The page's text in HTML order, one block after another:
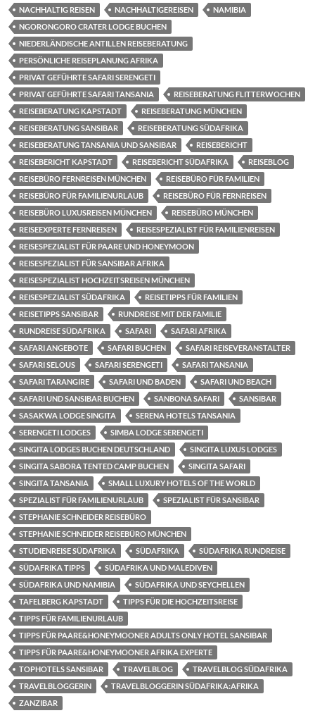
NACHHALTIG REISEN
NACHHALTIGEREISEN
NAMIBIA
NGORONGORO CRATER LODGE BUCHEN
NIEDERLÄNDISCHE ANTILLEN REISEBERATUNG
PERSÖNLICHE REISEPLANUNG AFRIKA
PRIVAT GEFÜHRTE SAFARI SERENGETI
PRIVAT GEFÜHRTE SAFARI TANSANIA
REISEBERATUNG FLITTERWOCHEN
REISEBERATUNG KAPSTADT
REISEBERATUNG MÜNCHEN
REISEBERATUNG SANSIBAR
REISEBERATUNG SÜDAFRIKA
REISEBERATUNG TANSANIA UND SANSIBAR
REISEBERICHT
REISEBERICHT KAPSTADT
REISEBERICHT SÜDAFRIKA
REISEBLOG
REISEBÜRO FERNREISEN MÜNCHEN
REISEBÜRO FÜR FAMILIEN
REISEBÜRO FÜR FAMILIENURLAUB
REISEBÜRO FÜR FERNREISEN
REISEBÜRO LUXUSREISEN MÜNCHEN
REISEBÜRO MÜNCHEN
REISEEXPERTE FERNREISEN
REISESPEZIALIST FÜR FAMILIENREISEN
REISESPEZIALIST FÜR PAARE UND HONEYMOON
REISESPEZIALIST FÜR SANSIBAR AFRIKA
REISESPEZIALIST HOCHZEITSREISEN MÜNCHEN
REISESPEZIALIST SÜDAFRIKA
REISETIPPS FÜR FAMILIEN
REISETIPPS SANSIBAR
RUNDREISE MIT DER FAMILIE
RUNDREISE SÜDAFRIKA
SAFARI
SAFARI AFRIKA
SAFARI ANGEBOTE
SAFARI BUCHEN
SAFARI REISEVERANSTALTER
SAFARI SELOUS
SAFARI SERENGETI
SAFARI TANSANIA
SAFARI TARANGIRE
SAFARI UND BADEN
SAFARI UND BEACH
SAFARI UND SANSIBAR BUCHEN
SANBONA SAFARI
SANSIBAR
SASAKWA LODGE SINGITA
SERENA HOTELS TANSANIA
SERENGETI LODGES
SIMBA LODGE SERENGETI
SINGITA LODGES BUCHEN DEUTSCHLAND
SINGITA LUXUS LODGES
SINGITA SABORA TENTED CAMP BUCHEN
SINGITA SAFARI
SINGITA TANSANIA
SMALL LUXURY HOTELS OF THE WORLD
SPEZIALIST FÜR FAMILIENURLAUB
SPEZIALIST FÜR SANSIBAR
STEPHANIE SCHNEIDER REISEBÜRO
STEPHANIE SCHNEIDER REISEBÜRO MÜNCHEN
STUDIENREISE SÜDAFRIKA
SÜDAFRIKA
SÜDAFRIKA RUNDREISE
SÜDAFRIKA TIPPS
SÜDAFRIKA UND MALEDIVEN
SÜDAFRIKA UND NAMIBIA
SÜDAFRIKA UND SEYCHELLEN
TAFELBERG KAPSTADT
TIPPS FÜR DIE HOCHZEITSREISE
TIPPS FÜR FAMILIENURLAUB
TIPPS FÜR PAARE&HONEYMOONER ADULTS ONLY HOTEL SANSIBAR
TIPPS FÜR PAARE&HONEYMOONER AFRIKA EXPERTE
TOPHOTELS SANSIBAR
TRAVELBLOG
TRAVELBLOG SÜDAFRIKA
TRAVELBLOGGERIN
TRAVELBLOGGERIN SÜDAFRIKA:AFRIKA
ZANZIBAR